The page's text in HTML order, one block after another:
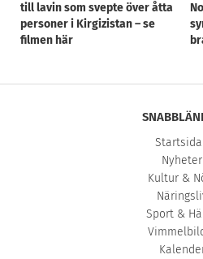
till lavin som svepte över åtta
personer i Kirgizistan – se
filmen här
Nyheter
Kultur &
Sport &